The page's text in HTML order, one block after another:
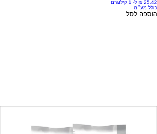
כולל מע״מ
הוספה לסל